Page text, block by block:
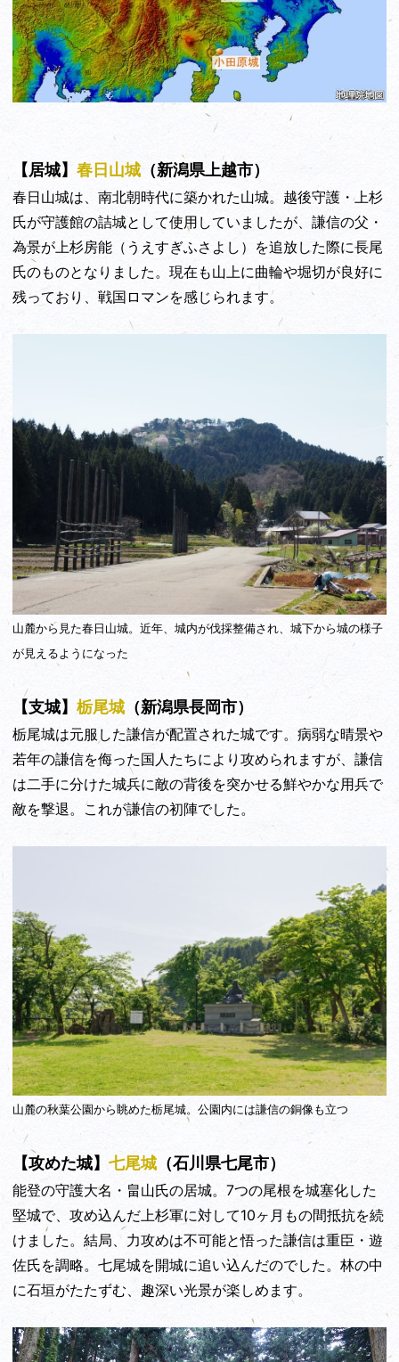
【居城】 春日山城 （新潟県上越市）
春日山城は、南北朝時代に築かれた山城。越後守護・上杉
氏が守護館の詰城として使用していましたが、謙信の父・
為景が上杉房能（うえすぎふさよし）を追放した際に長尾
氏のものとなりました。現在も山上に曲輪や堀切が良好に
残っており、戦国ロマンを感じられます。
山麓から見た春日山城。近年、城内が伐採整備され、城下から城の様子
が見えるようになった
【支城】 栃尾城 （新潟県長岡市）
栃尾城は元服した謙信が配置された城です。病弱な晴景や
若年の謙信を侮った国人たちにより攻められますが、謙信
は二手に分けた城兵に敵の背後を突かせる鮮やかな用兵で
敵を撃退。これが謙信の初陣でした。
山麓の秋葉公園から眺めた栃尾城。公園内には謙信の銅像も立つ
【攻めた城】 七尾城 （石川県七尾市）
能登の守護大名・畠山氏の居城。7つの尾根を城塞化した
堅城で、攻め込んだ上杉軍に対して10ヶ月もの間抵抗を続
けました。結局、力攻めは不可能と悟った謙信は重臣・遊
佐氏を調略。七尾城を開城に追い込んだのでした。林の中
に石垣がたたずむ、趣深い光景が楽しめます。